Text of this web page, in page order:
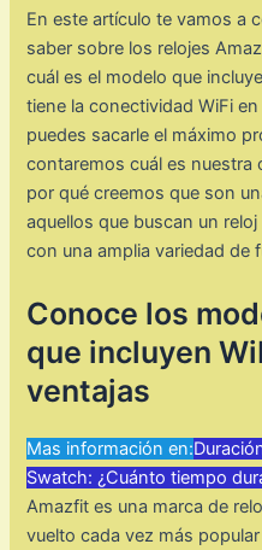
En este artículo te vamos a
saber sobre los relojes
cuál es el modelo que
tiene la conectividad WiFi
puedes sacarle el máximo
contaremos cuál es
por qué creemos que son
aquellos que buscan un
con una amplia variedad de
Conoce los
que incluyen
ventajas
Mas información en:
Swatch: ¿Cuánto tiempo
Amazfit es una marca de
vuelto cada vez más